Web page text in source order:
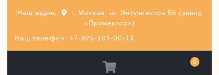
Наш телефон: +7-925-101-00-13
Наш адрес:
г. Москва, ш. Энтузиастов 56 (завод
«Прожектор»)
0